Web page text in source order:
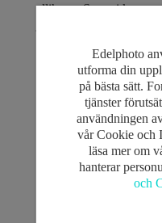
allihopa. Som ni kan se
Kolla vilket mjuk ljus
min nya sofbox som är
i företaget. Man får så
helt galet, speciellt
Familjerna jag fotade
och längtar redan efter
Edelphoto
utforma din
på bästa sätt.
tjänster
användningen
vår Cookie och
läsa mer om
hanterar
och